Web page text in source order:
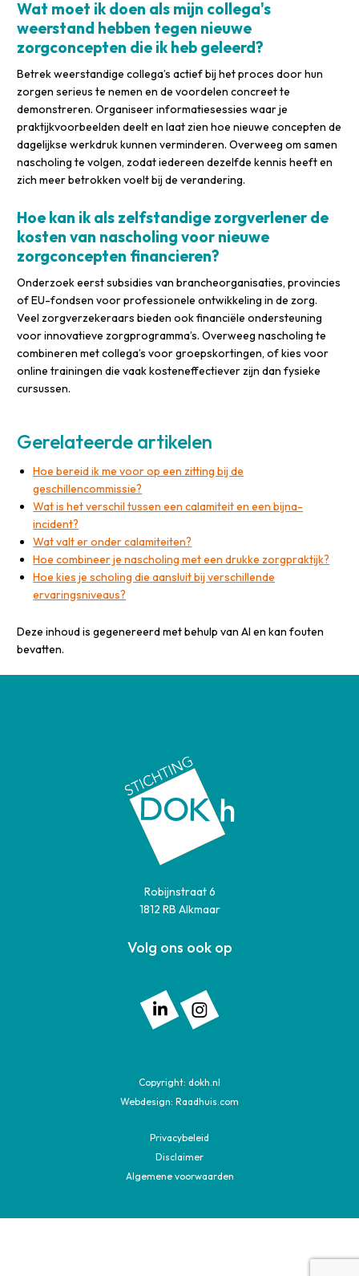
Wat moet ik doen als mijn collega's
weerstand hebben tegen nieuwe
zorgconcepten die ik heb geleerd?
Betrek weerstandige collega’s actief bij het proces door hun
zorgen serieus te nemen en de voordelen concreet te
demonstreren. Organiseer informatiesessies waar je
praktijkvoorbeelden deelt en laat zien hoe nieuwe concepten de
dagelijkse werkdruk kunnen verminderen. Overweeg om samen
nascholing te volgen, zodat iedereen dezelfde kennis heeft en
zich meer betrokken voelt bij de verandering.
Hoe kan ik als zelfstandige zorgverlener de
kosten van nascholing voor nieuwe
zorgconcepten financieren?
Onderzoek eerst subsidies van brancheorganisaties, provincies
of EU-fondsen voor professionele ontwikkeling in de zorg.
Veel zorgverzekeraars bieden ook financiële ondersteuning
voor innovatieve zorgprogramma’s. Overweeg nascholing te
combineren met collega’s voor groepskortingen, of kies voor
online trainingen die vaak kosteneffectiever zijn dan fysieke
cursussen.
Gerelateerde artikelen
Hoe bereid ik me voor op een zitting bij de
geschillencommissie?
Wat is het verschil tussen een calamiteit en een bijna-
incident?
Wat valt er onder calamiteiten?
Hoe combineer je nascholing met een drukke zorgpraktijk?
Hoe kies je scholing die aansluit bij verschillende
ervaringsniveaus?
Deze inhoud is gegenereerd met behulp van AI en kan fouten
bevatten.
Robijnstraat 6
1812 RB Alkmaar
Volg ons ook op
Volg ons op: Linkedin
Copyright: dokh.nl
Webdesign: Raadhuis.com
Privacybeleid
Disclaimer
Algemene voorwaarden